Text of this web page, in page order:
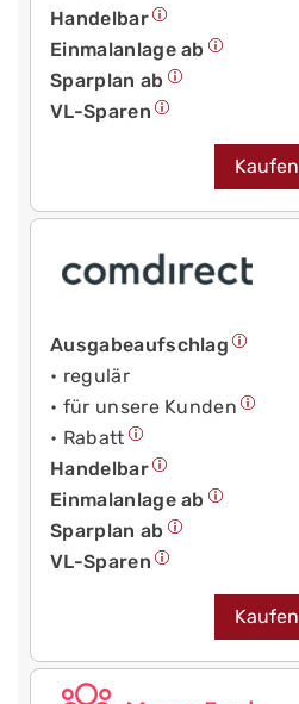
Handelbar
Einmalanlage ab
Sparplan ab
VL-Sparen
Kaufen
Ausgabeaufschlag
• regulär
• für unsere Kunden
• Rabatt
Handelbar
Einmalanlage ab
Sparplan ab
VL-Sparen
Kaufen